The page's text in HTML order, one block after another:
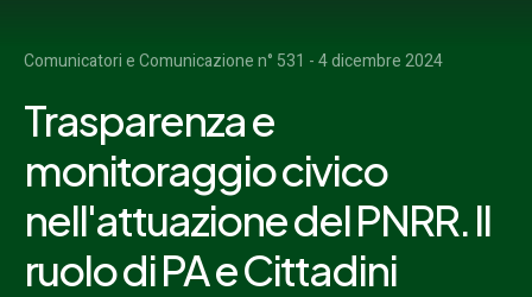
Comunicatori e Comunicazione n° 531 - 4 dicembre 2024
Trasparenza e
monitoraggio civico
nell'attuazione del PNRR. Il
ruolo di PA e Cittadini